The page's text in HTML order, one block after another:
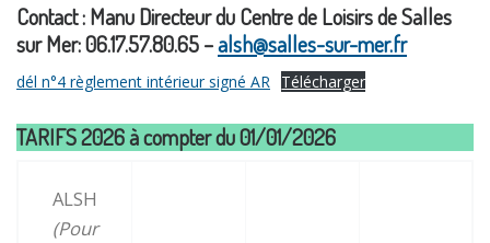
Contact : Manu Directeur du Centre de Loisirs de Salles
sur Mer: 06.17.57.80.65 –alsh@salles-sur-mer.fr
dél n°4 règlement intérieur signé AR Télécharger
TARIFS 2026 à compter du 01/01/2026
ALSH
(Pour